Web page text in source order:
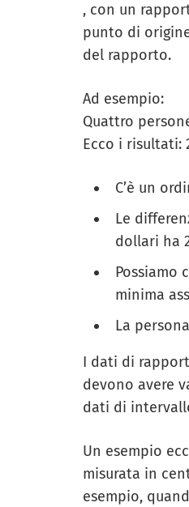
, con un
punto di
del rapporto.
Ad esempio:
Quattro
Ecco i risultati:
C’è un
Le
dollari ha
Possiamo
minima
La
I dati di
devono avere
dati di
Un esempio
misurata in
esempio,